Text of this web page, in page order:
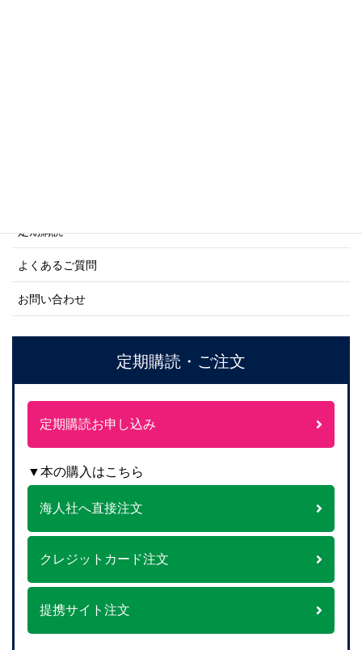
定期購読
よくあるご質問
お問い合わせ
定期購読・ご注文
定期購読お申し込み
▼本の購入はこちら
海人社へ直接注文
クレジットカード注文
提携サイト注文